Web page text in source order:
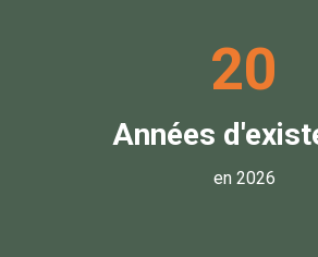
20
Années
en 2026